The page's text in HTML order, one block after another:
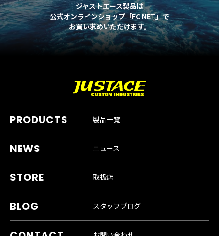
ジャストエース製品は
公式オンラインショップ「FC NET」で
お買い求めいただけます。
製品一覧
ニュース
取扱店
スタッフブログ